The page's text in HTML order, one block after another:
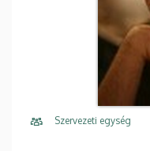
Szervezeti egység